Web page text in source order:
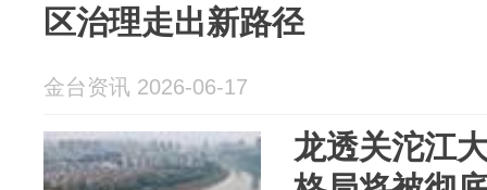
区治理走出新路径
金台资讯 2026-06-17
龙透关沱江